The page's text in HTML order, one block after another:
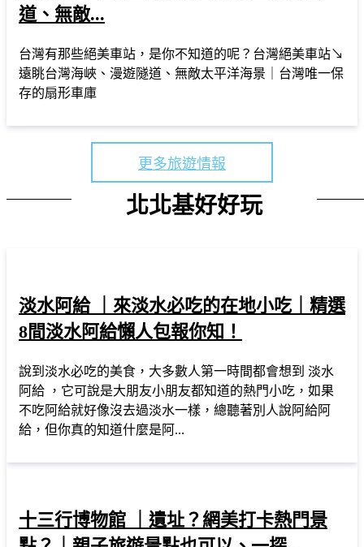
道、無敵...
台灣有那些絕美車站，是你不知道的呢？台灣絕美車站↘
遠眺台灣海峽、漫遊隧道、無敵太平洋海景｜台灣唯一保
存的扇形車庫
更多旅遊情報
北北基好好玩
淡水阿給 ｜來淡水必吃的在地小吃｜精選
8間淡水阿給懶人包報你知！
說到淡水必吃的美食，大多數人第一時間都會想到 淡水
阿給 ，它可說是大朋友小朋友都知道的熱門小吃，如果
不吃阿給就好像沒去過淡水一樣，總聽著別人說阿給阿
給，但你真的知道什麼是阿...
十三行博物館 ｜遺址？網美打卡熱門景